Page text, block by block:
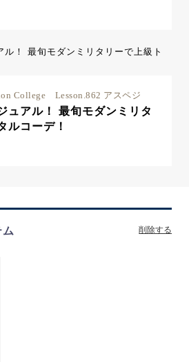
College Lesson.862 アスペジ
ュアル！ 最旬モダンミリタ
ルコーデ！
削除する